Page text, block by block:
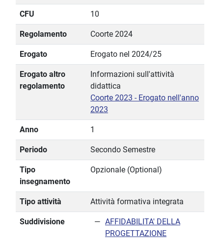
CFU 10
Regolamento Coorte 2024
Erogato Erogato nel 2024/25
Erogato altro
regolamento
Informazioni sull'attività
didattica
Coorte 2023 - Erogato nell'anno
2023
Anno 1
Periodo Secondo Semestre
Tipo
insegnamento
Opzionale (Optional)
Tipo attività Attività formativa integrata
Suddivisione
AFFIDABILITA' DELLA
PROGETTAZIONE